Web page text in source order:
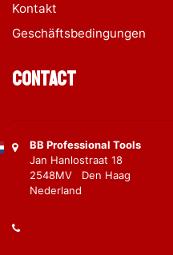
Kontakt
Geschäftsbedingungen
Contact
BB Professional Tools
Jan Hanlostraat 18
2548MV Den Haag
Nederland